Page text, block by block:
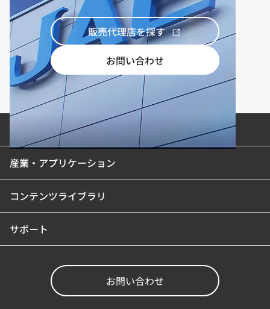
販売代理店を探す
お問い合わせ
製品カテゴリ
産業・アプリケーション
コンテンツライブラリ
サポート
お問い合わせ